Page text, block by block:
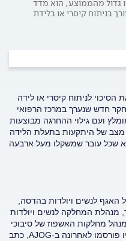
גדול מהממוצע, הוא מדד
בניתוח קיסרי או בלידת
לניתוח קיסרי או לידה
חדש שנערך במרכז הרפואי
ועם גילוי ההחרגה מבוצעות
מצב של היתקעות בתעלת הלידה
שכל עובר שמשקלו מעל ארבעה
לנשים ויולדות בהדסה,
מנהלת המחלקה לנשים ויולדות
מחלקות האשפוז של סיבוכי
הריון ויולדות בהדסה עין כרם ותוצאותיו פורסמו לאחרונה ב-AJOG, כתב